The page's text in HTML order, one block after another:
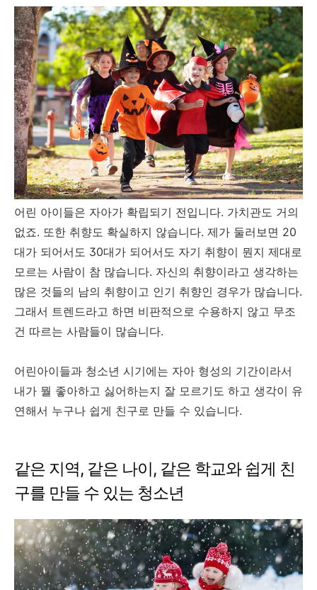
어린 아이들은 자아가 확립되기 전입니다. 가치관도 거의
없죠. 또한 취향도 확실하지 않습니다. 제가 둘러보면 20
대가 되어서도 30대가 되어서도 자기 취향이 뭔지 제대로
모르는 사람이 참 많습니다. 자신의 취향이라고 생각하는
많은 것들의 남의 취향이고 인기 취향인 경우가 많습니다.
그래서 트렌드라고 하면 비판적으로 수용하지 않고 무조
건 따르는 사람들이 많습니다.
어린아이들과 청소년 시기에는 자아 형성의 기간이라서
내가 뭘 좋아하고 싫어하는지 잘 모르기도 하고 생각이 유
연해서 누구나 쉽게 친구로 만들 수 있습니다.
같은 지역, 같은 나이, 같은 학교와 쉽게 친
구를 만들 수 있는 청소년